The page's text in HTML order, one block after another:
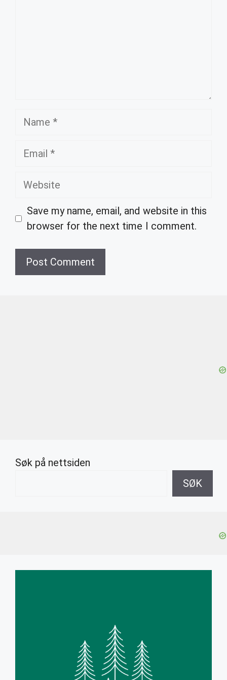
Name
Email
Website
Save my name, email, and website in this
browser for the next time I comment.
Søk på nettsiden
SØK